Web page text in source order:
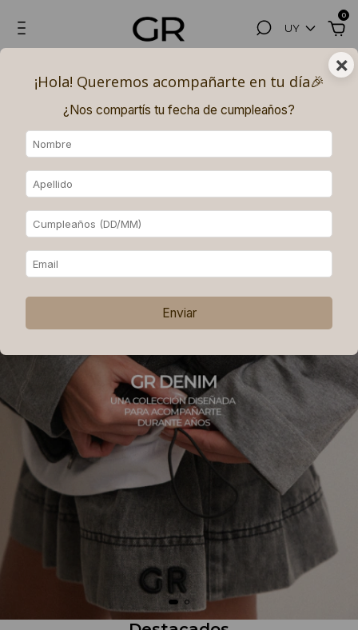
UY
0
PAGOS SIN INTERÉS con MERCADO PAGO.
×
¡Hola! Queremos acompañarte en tu día🎉​
¿Nos compartís tu fecha de cumpleaños?
Enviar